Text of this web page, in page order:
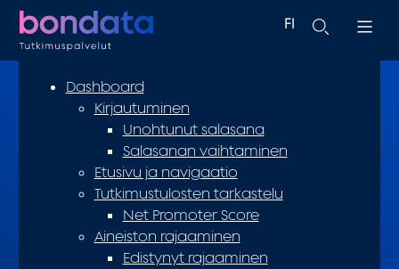
FI
Dashboard
Kirjautuminen
Unohtunut salasana
Salasanan vaihtaminen
Etusivu ja navigaatio
Tutkimustulosten tarkastelu
Net Promoter Score
Aineiston rajaaminen
Edistynyt rajaaminen